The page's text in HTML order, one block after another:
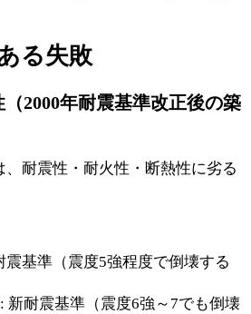
る失敗
2000年耐震基準改正後の築
耐震性・耐火性・断熱性に劣る
震基準（震度5強程度で倒壊する
: 新耐震基準（震度6強～7でも倒壊